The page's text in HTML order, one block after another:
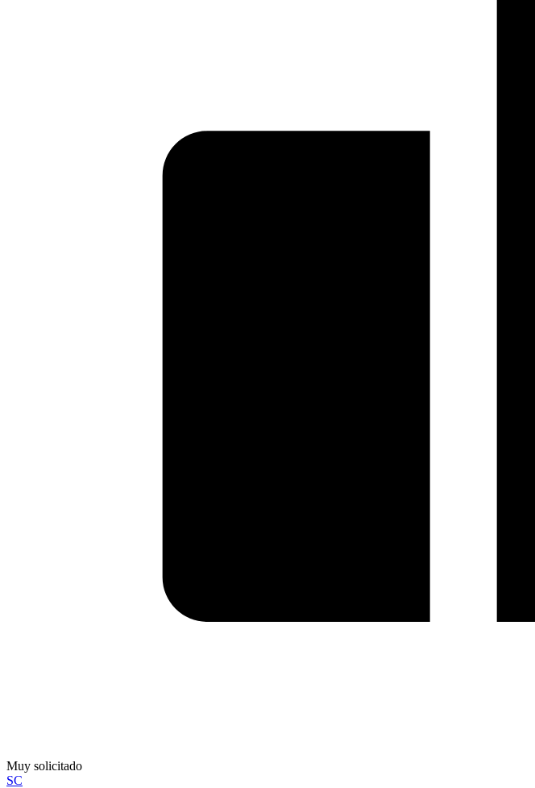
Muy solicitado
SC